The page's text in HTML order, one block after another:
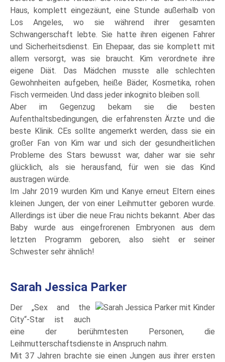
Haus, komplett eingezäunt, eine Stunde außerhalb von
Los Angeles, wo sie während ihrer gesamten
Schwangerschaft lebte. Sie hatte ihren eigenen Fahrer
und Sicherheitsdienst. Ein Ehepaar, das sie komplett mit
allem versorgt, was sie braucht. Kim verordnete ihre
eigene Diät. Das Mädchen musste alle schlechten
Gewohnheiten aufgeben, heiße Bäder, Kosmetika, rohen
Fisch vermeiden. Und dass jeder inkognito bleiben soll.
Aber im Gegenzug bekam sie die besten
Aufenthaltsbedingungen, die erfahrensten Ärzte und die
beste Klinik. СEs sollte angemerkt werden, dass sie ein
großer Fan von Kim war und sich der gesundheitlichen
Probleme des Stars bewusst war, daher war sie sehr
glücklich, als sie herausfand, für wen sie das Kind
austragen würde.
Im Jahr 2019 wurden Kim und Kanye erneut Eltern eines
kleinen Jungen, der von einer Leihmutter geboren wurde.
Allerdings ist über die neue Frau nichts bekannt. Aber das
Baby wurde aus eingefrorenen Embryonen aus dem
letzten Programm geboren, also sieht er seiner
Schwester sehr ähnlich!
Sarah Jessica Parker
Der „Sex and the
City“-Star ist auch
eine der berühmtesten Personen, die
Leihmutterschaftsdienste in Anspruch nahm.
Mit 37 Jahren brachte sie einen Jungen aus ihrer ersten